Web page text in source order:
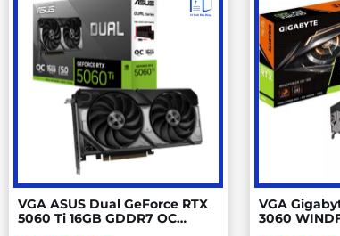
VGA ASUS Dual GeForce RTX
5060 Ti 16GB GDDR7 OC
VGA
3060